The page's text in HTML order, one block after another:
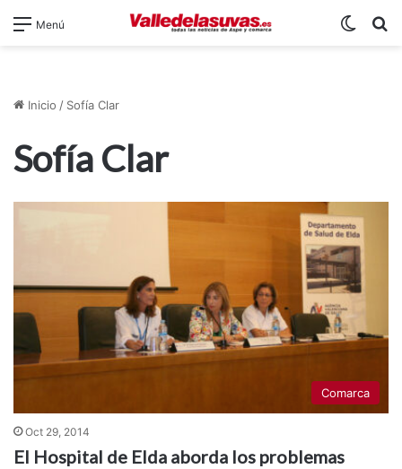
Menú
Inicio / Sofía Clar
Sofía Clar
Comarca
Oct 29, 2014
El Hospital de Elda aborda los problemas